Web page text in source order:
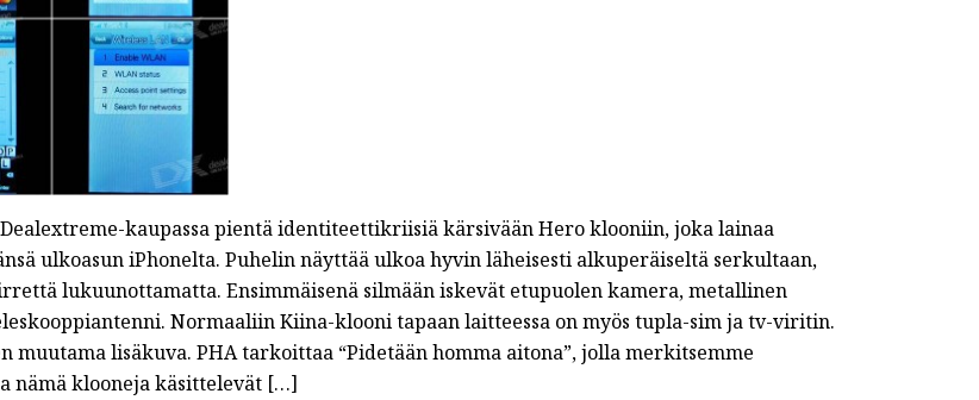
kaupassa pientä identiteettikriisiä kärsivään Hero klooniin, joka lainaa
ulkoasun iPhonelta. Puhelin näyttää ulkoa hyvin läheisesti alkuperäiseltä serkultaan,
lukuunottamatta. Ensimmäisenä silmään iskevät etupuolen kamera, metallinen
Normaaliin Kiina-klooni tapaan laitteessa on myös tupla-sim ja tv-viritin.
muutama lisäkuva. PHA tarkoittaa “Pidetään homma aitona”, jolla merkitsemme
nämä klooneja käsittelevät […]